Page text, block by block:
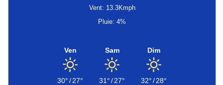
Vent: 13.3Kmph
Pluie: 4%
Ven
30°/27°
Sam
31°/27°
Dim
32°/28°